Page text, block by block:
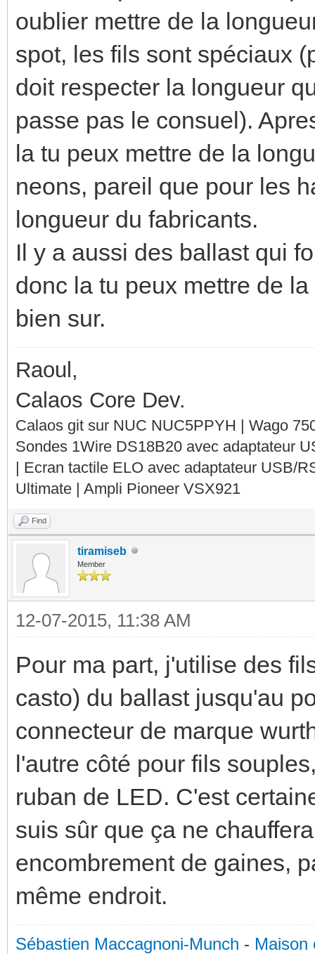
oublier mettre de la
spot, les fils sont spéciaux
doit respecter la longueur
passe pas le consuel).
la tu peux mettre de la
neons, pareil que pour les
longueur du fabricants.
Il y a aussi des ballast qui
donc la tu peux mettre de
bien sur.
Raoul,
Calaos Core Dev.
Calaos git sur NUC NUC5PPYH | Wago
Sondes 1Wire DS18B20 avec adaptateur
| Ecran tactile ELO avec adaptateur USB/
Ultimate | Ampli Pioneer VSX921
Find
tiramiseb
Member
12-07-2015, 11:38 AM
Pour ma part, j'utilise des
casto) du ballast jusqu'au
connecteur de marque
l'autre côté pour fils
ruban de LED. C'est
suis sûr que ça ne
encombrement de gaines,
même endroit.
Sébastien Maccagnoni-Munch - Maison